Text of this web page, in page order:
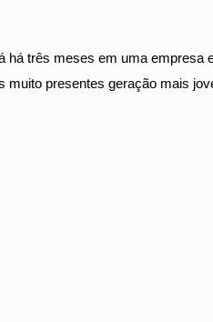
três meses em uma
presentes geração mais